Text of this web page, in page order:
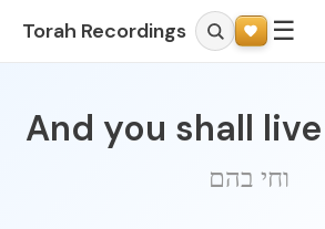
Torah Recordings ☰
And you shall
וחי בהם